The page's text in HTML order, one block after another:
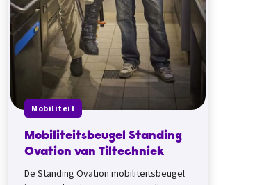
Mobiliteit
Mobiliteitsbeugel Standing
Ovation van Tiltechniek
De Standing Ovation mobiliteitsbeugel